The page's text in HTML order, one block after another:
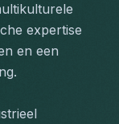
expertise
en een